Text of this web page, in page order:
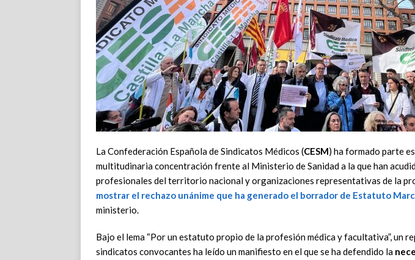
La Confederación Española de Sindicatos Médicos (CESM) ha formado parte
multitudinaria concentración frente al Ministerio de Sanidad a la que han
profesionales del territorio nacional y organizaciones representativas de la
mostrar el rechazo unánime que ha generado el borrador de Estatuto
ministerio.
Bajo el lema “Por un estatuto propio de la profesión médica y facultativa”, un
sindicatos convocantes ha leído un manifiesto en el que se ha defendido la